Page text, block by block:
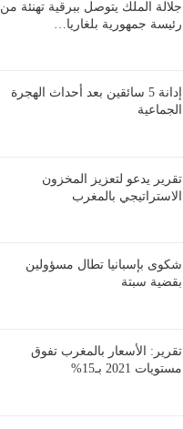
جلالة الملك يتوصل ببرقية تهنئة من
رئيسة جمهورية بلغاريا…
إدانة 5 سائقين بعد أحداث الهجرة
الجماعية
تقرير يدعو لتعزيز المخزون
الاستراتيجي بالمغرب
شكوى بإسبانيا تطال مسؤولين
بقضية سبتة
تقرير: الأسعار بالمغرب تفوق
مستويات 2021 بـ15%